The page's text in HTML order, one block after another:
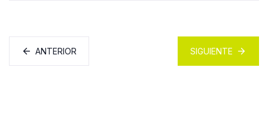
ANTERIOR SIGUIENTE